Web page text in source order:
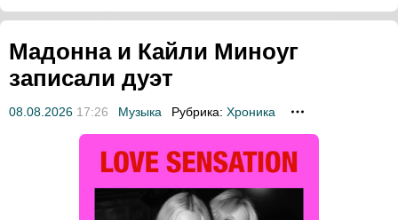
Мадонна и Кайли Миноуг
записали дуэт
08.08.2026 17:26 Музыка Рубрика: Хроника